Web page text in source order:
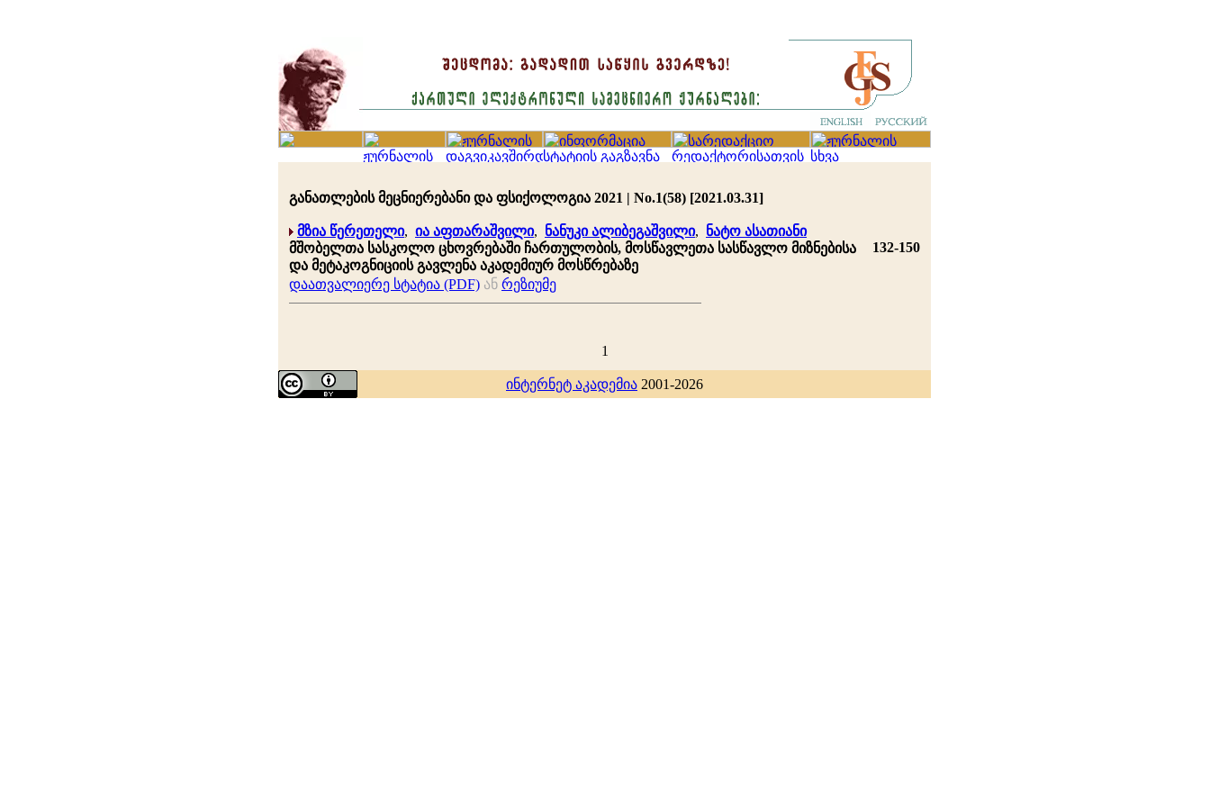
განათლების მეცნიერებანი და ფსიქოლოგია 2021 | No.1(58) [2021.03.31]
მზია წერეთელი, ია აფთარაშვილი, ნანუკი ალიბეგაშვილი, ნატო ასათიანი
მშობელთა სასკოლო ცხოვრებაში ჩართულობის, მოსწავლეთა სასწავლო მიზნებისა
და მეტაკოგნიციის გავლენა აკადემიურ მოსწრებაზე
132-150
დაათვალიერე სტატია (PDF) ან რეზიუმე
1
ინტერნეტ აკადემია 2001-2026